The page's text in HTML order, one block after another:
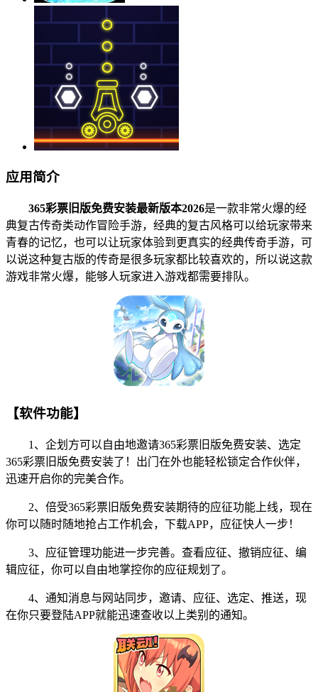
应用简介
365彩票旧版免费安装最新版本2026是一款非常火爆的经
典复古传奇类动作冒险手游，经典的复古风格可以给玩家带来
青春的记忆，也可以让玩家体验到更真实的经典传奇手游，可
以说这种复古版的传奇是很多玩家都比较喜欢的，所以说这款
游戏非常火爆，能够人玩家进入游戏都需要排队。
【软件功能】
1、企划方可以自由地邀请365彩票旧版免费安装、选定
365彩票旧版免费安装了！出门在外也能轻松锁定合作伙伴，
迅速开启你的完美合作。
2、倍受365彩票旧版免费安装期待的应征功能上线，现在
你可以随时随地抢占工作机会，下载APP，应征快人一步！
3、应征管理功能进一步完善。查看应征、撤销应征、编
辑应征，你可以自由地掌控你的应征规划了。
4、通知消息与网站同步，邀请、应征、选定、推送，现
在你只要登陆APP就能迅速查收以上类别的通知。